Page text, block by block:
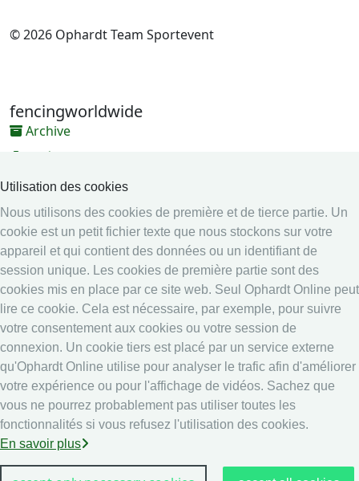
Utilisation des cookies
Nous utilisons des cookies de première et de tierce partie. Un
cookie est un petit fichier texte que nous stockons sur votre
appareil et qui contient des données ou un identifiant de
session unique. Les cookies de première partie sont des
cookies mis en place par ce site web. Seul Ophardt Online peut
lire ce cookie. Cela est nécessaire, par exemple, pour suivre
votre consentement aux cookies ou votre session de
connexion. Un cookie tiers est placé par un service externe
qu'Ophardt Online utilise pour analyser le trafic afin d'améliorer
votre expérience ou pour l'affichage de vidéos. Sachez que
vous ne pourrez probablement pas utiliser toutes les
fonctionnalités si vous refusez l'utilisation des cookies.
En savoir plus
© 2026 Ophardt Team Sportevent
fencingworldwide
Archive
Vidéos
Médias
Système en ligne
Système en ligne
Calendrier
Classement
Légal
Securité data
Imprime
other
Résultats en direct: Escrime